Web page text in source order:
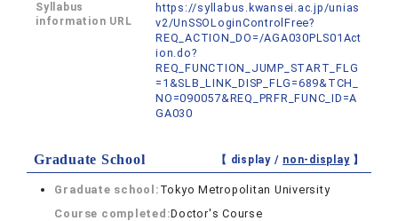
Syllabus
information URL
https://syllabus.kwansei.ac.jp/unias
v2/UnSSOLoginControlFree?
REQ_ACTION_DO=/AGA030PLS01Act
ion.do?
REQ_FUNCTION_JUMP_START_FLG
=1&SLB_LINK_DISP_FLG=689&TCH_
NO=090057&REQ_PRFR_FUNC_ID=A
GA030
Graduate School 【 display / non-display】
Graduate school: Tokyo Metropolitan University
Course completed:Doctor's Course